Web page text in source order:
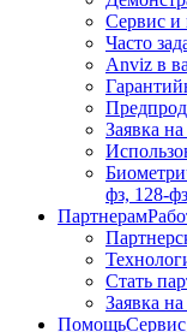
Сервис и
Часто
Anviz в
Заявка
фз, 128-
Партнерам
Стать
Заявка
Помощь